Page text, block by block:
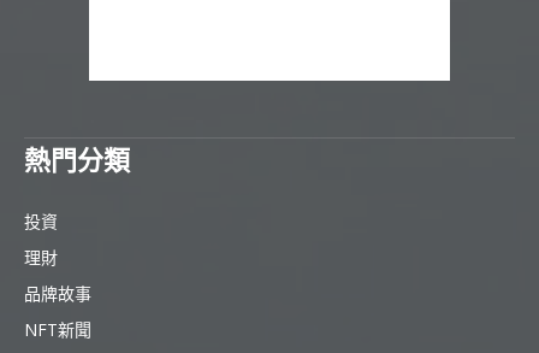
熱門分類
投資
理財
品牌故事
NFT新聞